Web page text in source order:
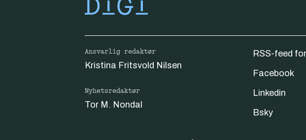
Ansvarlig redaktør
Kristina Fritsvold Nilsen
Nyhetsredaktør
Tor M. Nondal
RSS-feed
Facebook
Linkedin
Bsky